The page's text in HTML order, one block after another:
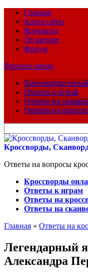
Главная
Карта сайта
Контакты
Об авторе
Форум
Верхнее меню
Кроссворды
Ответы к играм
Ответы на
Ответы на
для:
Кроссворды,
Ответы на вопросы
Кроссворды
Ответы к играм
Ответы на
Ответы на
Главная » Ответы на
Легендарный
Александра